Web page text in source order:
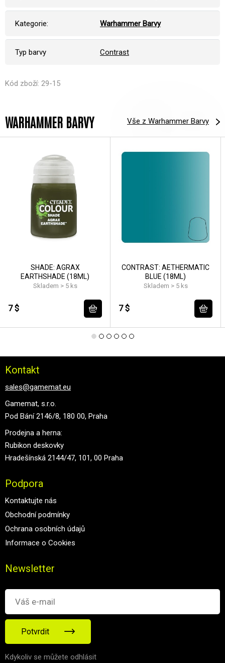
Kategorie: Warhammer Barvy
Typ barvy Contrast
Kód zboží: 29-15
WARHAMMER BARVY Vše z Warhammer Barvy
SHADE: AGRAX
EARTHSHADE (18ML)
Skladem > 5 ks
7 $
CONTRAST: AETHERMATIC
BLUE (18ML)
Skladem > 5 ks
7 $
Kontakt
sales@gamemat.eu
Gamemat, s.r.o.
Pod Bání 2146/8, 180 00, Praha
Prodejna a herna:
Rubikon deskovky
Hradešínská 2144/47, 101, 00 Praha
Podpora
Kontaktujte nás
Obchodní podmínky
Ochrana osobních údajů
Informace o Cookies
Newsletter
Potvrdit
Kdykoliv se můžete odhlásit